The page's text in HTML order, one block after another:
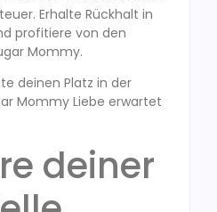
Erhalte Rückhalt in
profitiere von den
Mommy.
deinen Platz in der
Mommy Liebe erwartet
deiner